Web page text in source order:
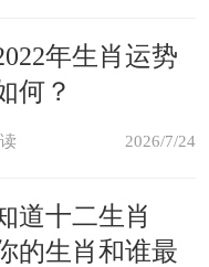
，属猴人在2022年可
新居、创办公司，都可
喜事，就要做好心理准
今年的感情运势不佳，
导致分手。
年生肖运势
何？
2026/7/24
道十二生肖
的生肖和谁最